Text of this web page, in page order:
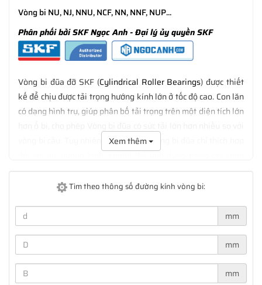
Vòng bi NU, NJ, NNU, NCF, NN, NNF, NUP...
Phân phối bởi SKF Ngọc Anh - Đại lý ủy quyền SKF
Vòng bi đũa đỡ SKF (Cylindrical Roller Bearings) được thiết
kế để chịu được tải trọng hướng kính lớn ở tốc độ cao. Con lăn
có dạng hình trụ, giúp phân bố tải trọng trên một diện tích lớn
vòng bi cầu. Tuy nhiên, thiết kế của vòng bi đũa chỉ thích hợp
đối với lực hướng kính, không thể ứng dụng trong các công
việc đòi hỏi sức tải dọc trục.
Các ký hiệu của vòng bi đũa đỡ SKF thường có ký hiệu ở đầu
Xem thêm
Tìm theo thông số đường kính vòng bi:
mm
mm
mm